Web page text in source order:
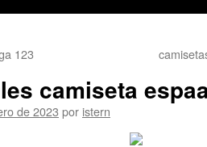
123
camiseta
de 2023 por istern